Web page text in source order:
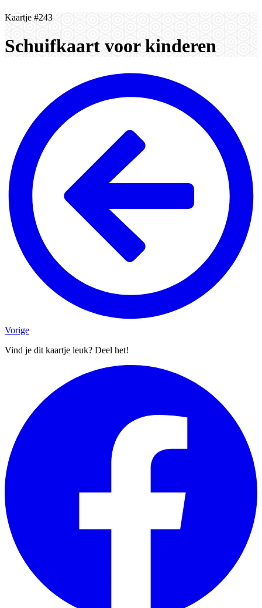
Kaartje #243
Schuifkaart voor kinderen
Vorige
Vind je dit kaartje leuk? Deel het!